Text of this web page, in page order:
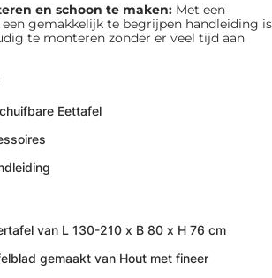
en schoon te maken: Met een
gemakkelijk te begrijpen handleiding is
te monteren zonder er veel tijd aan
Eettafel
van L 130-210 x B 80 x H 76 cm
gemaakt van Hout met fineer